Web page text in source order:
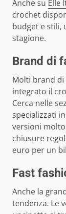
Anche su Elle
crochet
budget e stili,
stagione.
Brand di
Molti brand di
integrato il
Cerca nelle
specializzati
versioni
chiusure
euro per un
Fast
Anche la
tendenza. Le